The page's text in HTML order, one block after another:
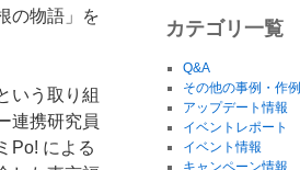
の物語」を
いう取り組
連携研究員
Po! による
カテゴリ一覧
Q&A
その他の事例・作例
アップデート情報
イベントレポート
イベント情報
キャンペーン情報